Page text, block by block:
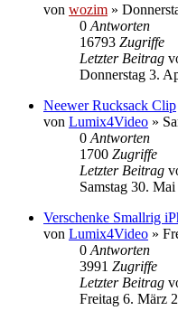
von wozim »
0 Antworten
16793 Zugriffe
Letzter Beitrag
Donnerstag 3.
Neewer Rucksack Clip
von Lumix4Video »
0 Antworten
1700 Zugriffe
Letzter Beitrag
Samstag 30.
Verschenke Smallrig
von Lumix4Video »
0 Antworten
3991 Zugriffe
Letzter Beitrag
Freitag 6. März